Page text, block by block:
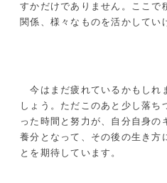
すかだけでありません。ここで
関係、様々なものを活かしてい
今はまだ疲れているかもしれ
しょう。ただこのあと少し落ち
った時間と努力が、自分自身の
養分となって、その後の生き方
とを期待しています。